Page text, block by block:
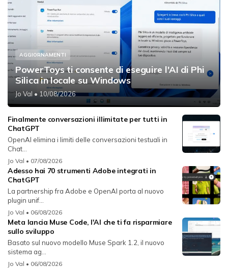
AGGIORNAMENTI
PowerToys ti consente di eseguire l'AI di Phi
Silica in locale su Windows
Jo Val • 10/08/2026
Finalmente conversazioni illimitate per tutti in
ChatGPT
OpenAI elimina i limiti delle conversazioni testuali in
Chat...
Jo Val • 07/08/2026
Adesso hai 70 strumenti Adobe integrati in
ChatGPT
La partnership fra Adobe e OpenAI porta al nuovo
plugin unif...
Jo Val • 06/08/2026
Meta lancia Muse Code, l'AI che ti fa risparmiare
sullo sviluppo
Basato sul nuovo modello Muse Spark 1.2, il nuovo
sistema ag...
Jo Val • 06/08/2026